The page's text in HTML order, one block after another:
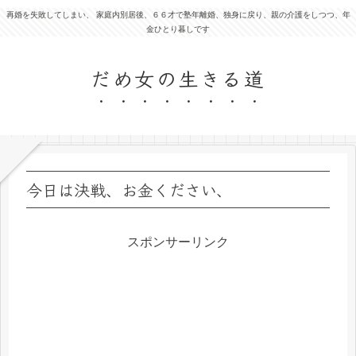
再婚を失敗してしまい、 家庭内別居後、６６才で塾年離婚、独身に戻り、親の介護をしつつ、年
金ひとり暮しです
だめ女の生きる道
今日は決戦、お金ください、
スポンサーリンク